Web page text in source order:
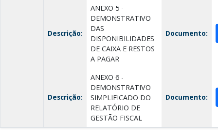
Descrição:
ANEXO 5 -
DEMONSTRATIVO
DAS
DISPONIBILIDADES
DE CAIXA E RESTOS
A PAGAR
Documento:
Descrição:
ANEXO 6 -
DEMONSTRATIVO
SIMPLIFICADO DO
RELATÓRIO DE
GESTÃO FISCAL
Documento: